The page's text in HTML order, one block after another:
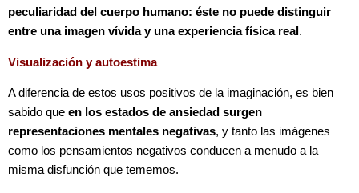
peculiaridad del cuerpo humano: éste no puede distinguir
entre una imagen vívida y una experiencia física real .
Visualización y autoestima
A diferencia de estos usos positivos de la imaginación, es bien
sabido que en los estados de ansiedad surgen
representaciones mentales negativas, y tanto las imágenes
como los pensamientos negativos conducen a menudo a la
misma disfunción que tememos.